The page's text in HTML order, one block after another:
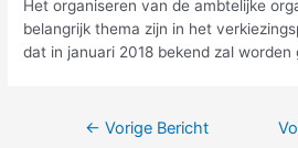
Het organiseren van de ambtelijke
belangrijk thema zijn in het
dat in januari 2018 bekend zal worden
← Vorige Bericht